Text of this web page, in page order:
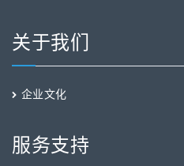
关于我们
企业文化
服务支持